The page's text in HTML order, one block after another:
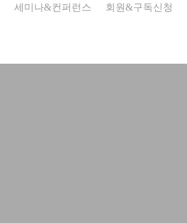
세미나&컨퍼런스 회원&구독신청